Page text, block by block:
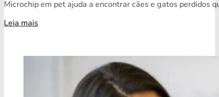
Microchip em pet ajuda a encontrar cães e gatos perdidos
Leia mais